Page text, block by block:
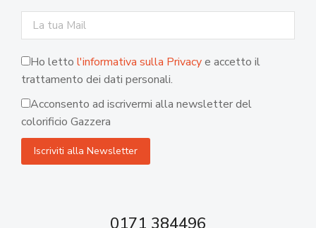
Ho letto l'informativa sulla Privacye accetto il
trattamento dei dati personali.
Acconsento ad iscrivermi alla newsletter del
colorificio Gazzera